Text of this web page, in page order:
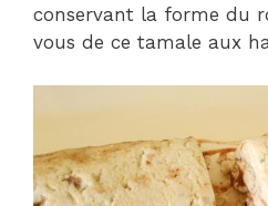
conservant la forme du
vous de ce tamale aux